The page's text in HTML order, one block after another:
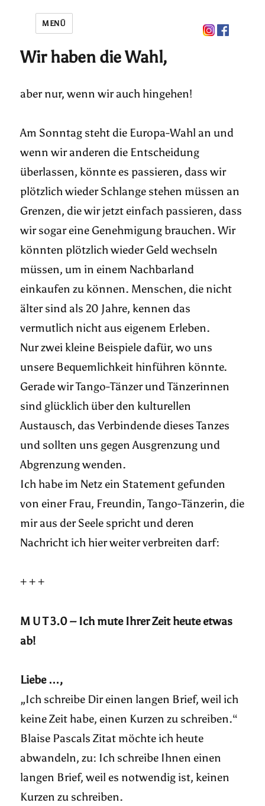
MENÜ
Wir haben die Wahl,
aber nur, wenn wir auch hingehen!
Am Sonntag steht die Europa-Wahl an und
wenn wir anderen die Entscheidung
überlassen, könnte es passieren, dass wir
plötzlich wieder Schlange stehen müssen an
Grenzen, die wir jetzt einfach passieren, dass
wir sogar eine Genehmigung brauchen. Wir
könnten plötzlich wieder Geld wechseln
müssen, um in einem Nachbarland
einkaufen zu können. Menschen, die nicht
älter sind als 20 Jahre, kennen das
vermutlich nicht aus eigenem Erleben.
Nur zwei kleine Beispiele dafür, wo uns
unsere Bequemlichkeit hinführen könnte.
Gerade wir Tango-Tänzer und Tänzerinnen
sind glücklich über den kulturellen
Austausch, das Verbindende dieses Tanzes
und sollten uns gegen Ausgrenzung und
Abgrenzung wenden.
Ich habe im Netz ein Statement gefunden
von einer Frau, Freundin, Tango-Tänzerin, die
mir aus der Seele spricht und deren
Nachricht ich hier weiter verbreiten darf:
+ + +
M U T 3.0 – Ich mute Ihrer Zeit heute etwas
ab!
Liebe …,
„Ich schreibe Dir einen langen Brief, weil ich
keine Zeit habe, einen Kurzen zu schreiben.“
Blaise Pascals Zitat möchte ich heute
abwandeln, zu: Ich schreibe Ihnen einen
langen Brief, weil es notwendig ist, keinen
Kurzen zu schreiben.